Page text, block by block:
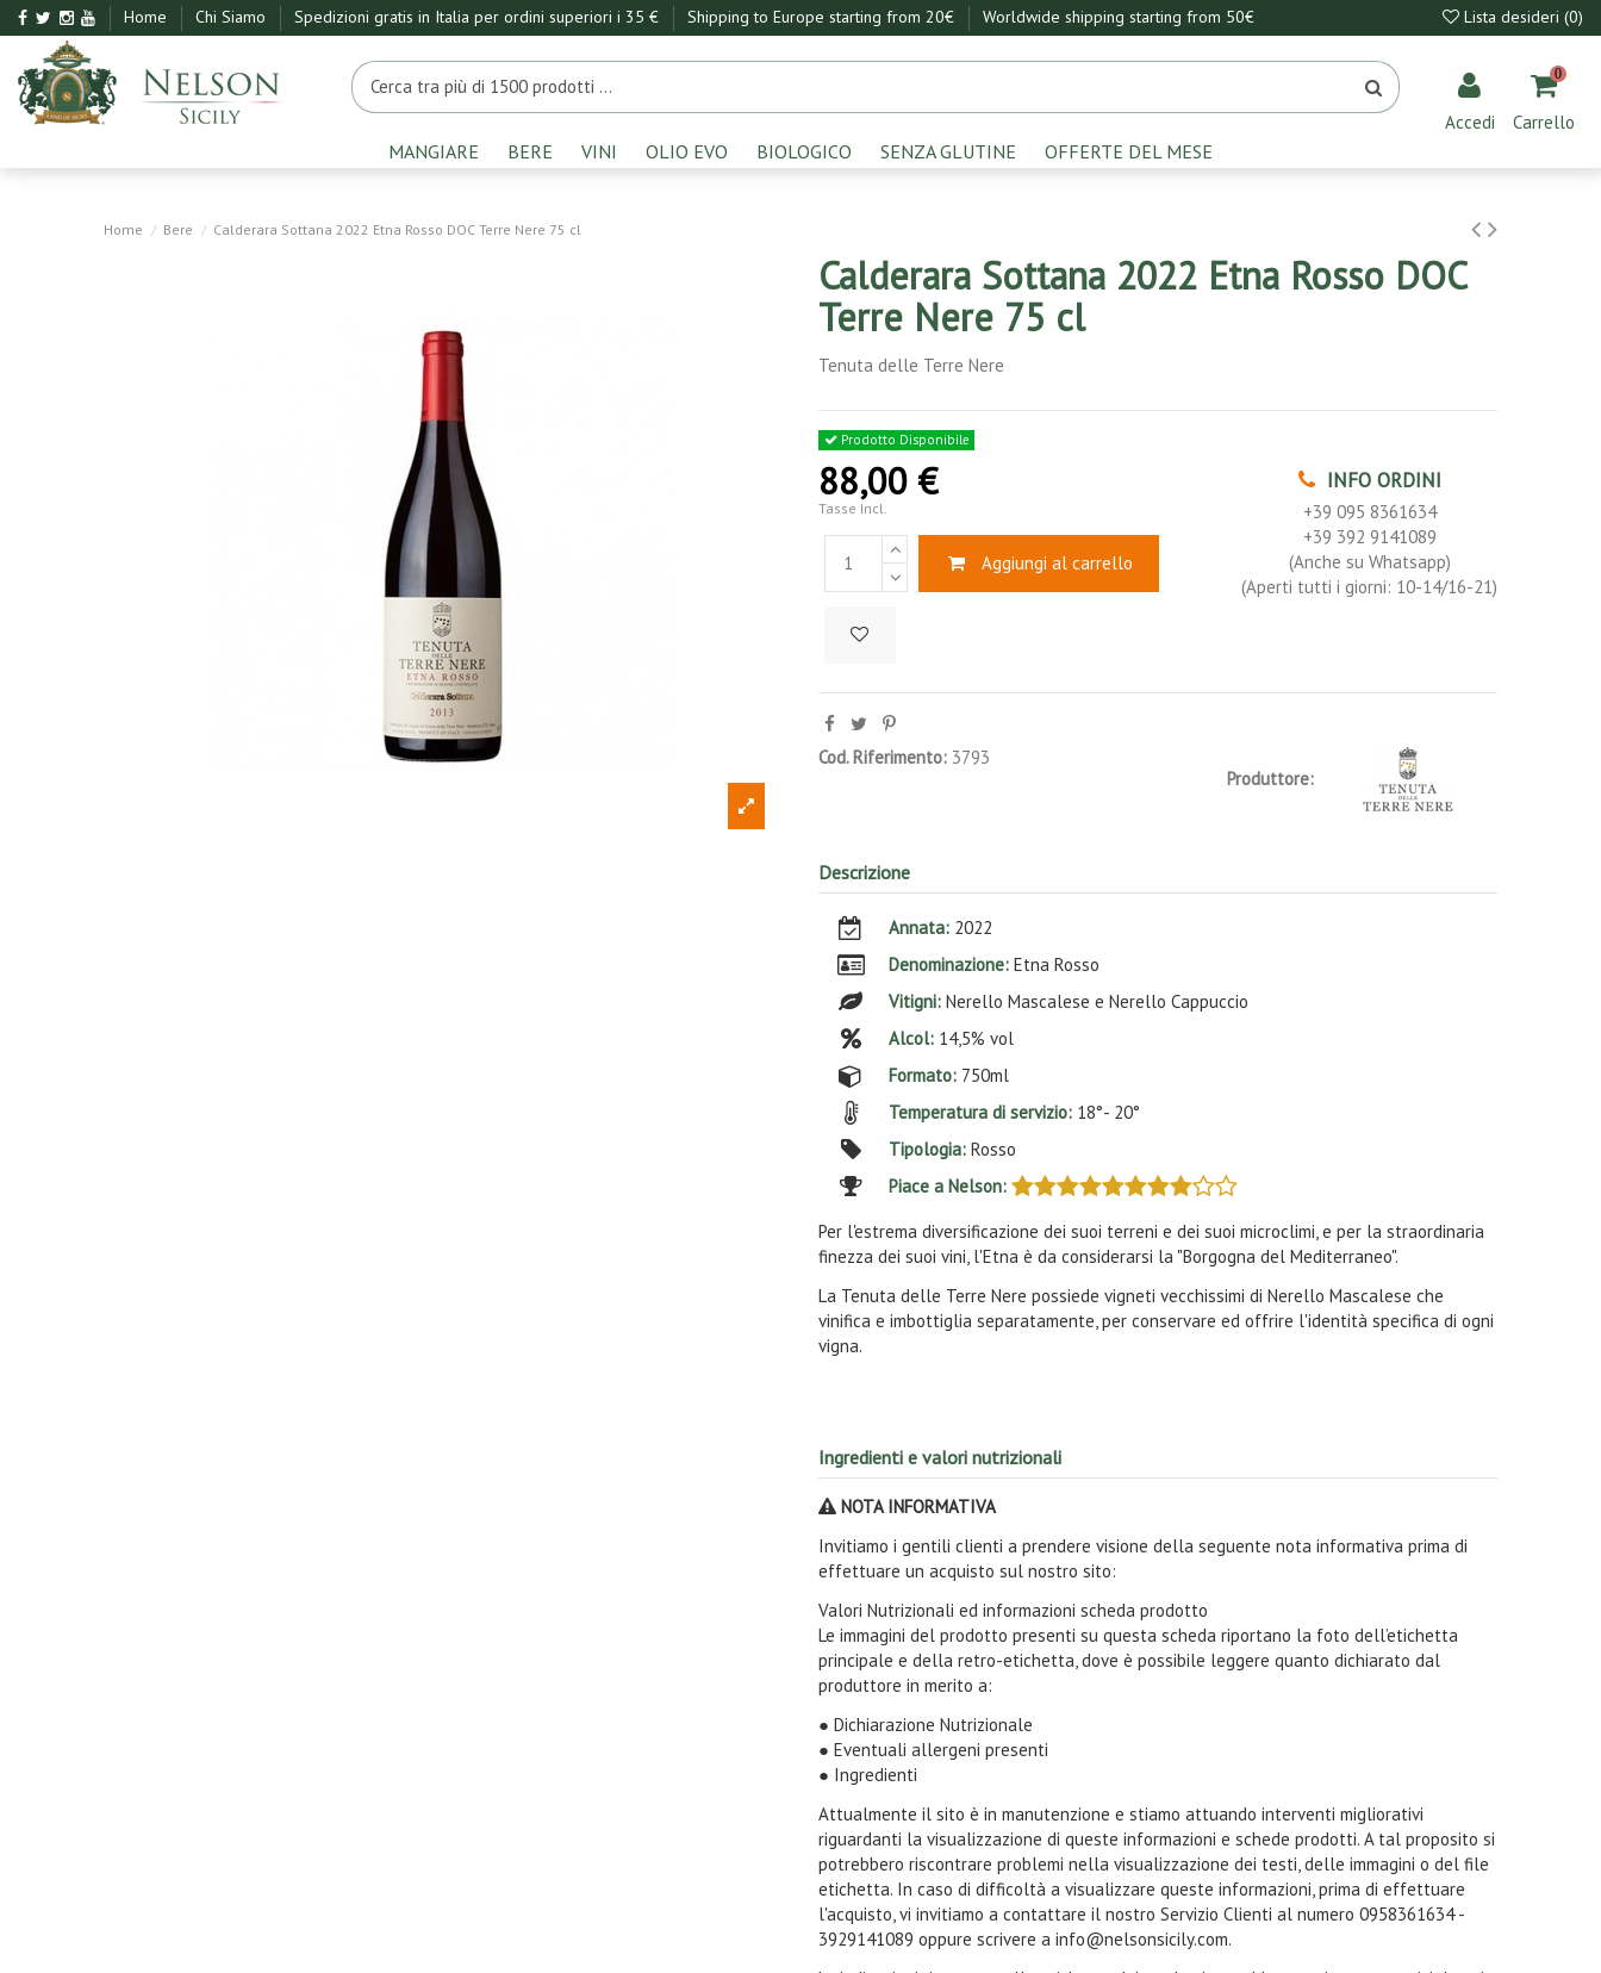
Home Chi Siamo Spedizioni gratis in Italia per ordini superiori i 35 € Shipping to Europe starting from 20€ Worldwide shipping starting from 50€ Lista desideri (0)
Accedi
0
Carrello
MANGIARE BERE VINI OLIO EVO BIOLOGICO SENZA GLUTINE OFFERTE DEL MESE
Home Bere Calderara Sottana 2022 Etna Rosso DOC Terre Nere 75 cl
Calderara Sottana 2022 Etna Rosso DOC
Terre Nere 75 cl
Tenuta delle Terre Nere
Prodotto Disponibile
88,00 €
Tasse Incl.
INFO ORDINI
+39 095 8361634
+39 392 9141089
(Anche su Whatsapp)
(Aperti tutti i giorni: 10-14/16-21)
Aggiungi al carrello
Produttore:
Cod. Riferimento: 3793
Descrizione
Annata: 2022
Denominazione: Etna Rosso
Vitigni: Nerello Mascalese e Nerello Cappuccio
Alcol: 14,5% vol
Formato: 750ml
Temperatura di servizio: 18°- 20°
Tipologia: Rosso
Piace a Nelson:
Per l'estrema diversificazione dei suoi terreni e dei suoi microclimi, e per la straordinaria
finezza dei suoi vini, l'Etna è da considerarsi la "Borgogna del Mediterraneo".
La Tenuta delle Terre Nere possiede vigneti vecchissimi di Nerello Mascalese che
vinifica e imbottiglia separatamente, per conservare ed offrire l'identità specifica di ogni
vigna.
Ingredienti e valori nutrizionali
NOTA INFORMATIVA
Invitiamo i gentili clienti a prendere visione della seguente nota informativa prima di
effettuare un acquisto sul nostro sito:
Valori Nutrizionali ed informazioni scheda prodotto
Le immagini del prodotto presenti su questa scheda riportano la foto dell’etichetta
principale e della retro-etichetta, dove è possibile leggere quanto dichiarato dal
produttore in merito a:
● Dichiarazione Nutrizionale
● Eventuali allergeni presenti
● Ingredienti
Attualmente il sito è in manutenzione e stiamo attuando interventi migliorativi
riguardanti la visualizzazione di queste informazioni e schede prodotti. A tal proposito si
potrebbero riscontrare problemi nella visualizzazione dei testi, delle immagini o del file
etichetta. In caso di difficoltà a visualizzare queste informazioni, prima di effettuare
l'acquisto, vi invitiamo a contattare il nostro Servizio Clienti al numero 0958361634 -
3929141089 oppure scrivere a info@nelsonsicily.com.